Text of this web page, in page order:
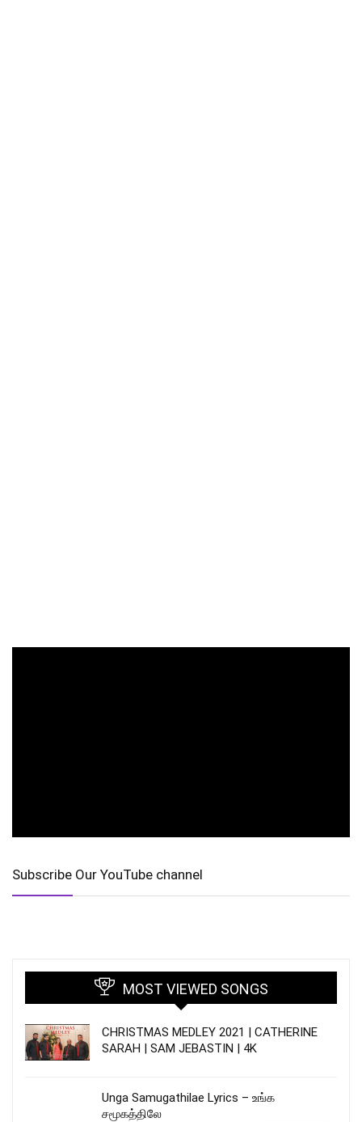
Subscribe Our YouTube channel
MOST VIEWED SONGS
CHRISTMAS MEDLEY 2021 | CATHERINE
SARAH | SAM JEBASTIN | 4K
Unga Samugathilae Lyrics – உங்க
சமூகத்திலே